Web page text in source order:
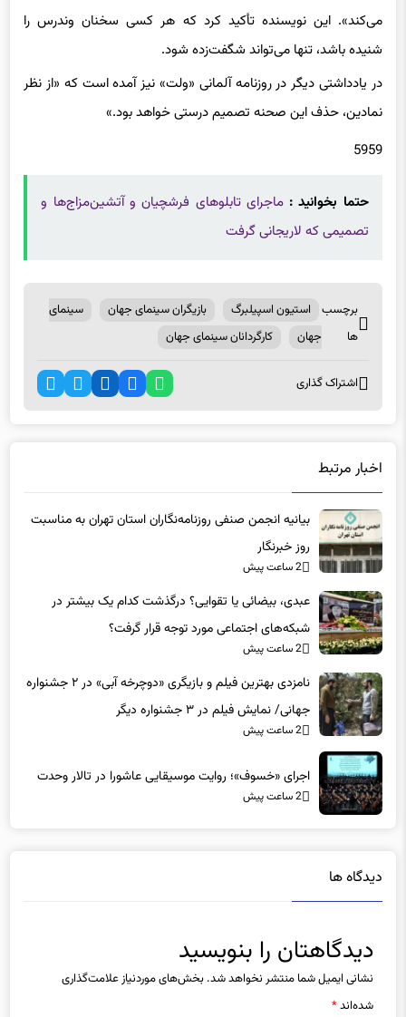
«آزادی سینما و آزادی هنری همه فیلمسازان حاضر در سالن را تهدید
می‌کند». این نویسنده تأکید کرد که هر کسی سخنان وندرس را
شنیده باشد، تنها می‌تواند شگفت‌زده شود.
در یادداشتی دیگر در روزنامه آلمانی «ولت» نیز آمده است که «از نظر
نمادین، حذف این صحنه تصمیم درستی خواهد بود.»
حتما بخوانید :ماجرای تابلوهای فرشچیان و آتشین‌مزاج‌ها و
برچسب
استیون اسپیلبرگ بازیگران سینمای جهان
اخبار مرتبط
بیانیه انجمن صنفی روزنامه‌نگاران استان تهران به مناسبت
روز خبرنگار
2 ساعت پیش
عبدی، بیضائی یا تقوایی؟ درگذشت کدام یک بیشتر در
شبکه‌های اجتماعی مورد توجه قرار گرفت؟
2 ساعت پیش
جهانی/ نمایش فیلم در ۳ جشنواره دیگر
اجرای «خسوف»؛ روایت موسیقایی عاشورا در تالار وحدت
دیدگاه ها
دیدگاهتان را بنویسید
نشانی ایمیل شما منتشر نخواهد شد.